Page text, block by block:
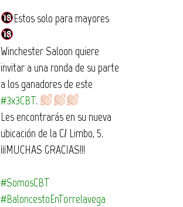
Estos solo para mayores
Winchester Saloon quiere
invitar a una ronda de su parte
a los ganadores de este
#3x3CBT.
Les encontrarás en su nueva
ubicación de la C/ Limbo, 5.
¡¡¡MUCHAS GRACIAS!!!
#SomosCBT
#BaloncestoEnTorrelavega